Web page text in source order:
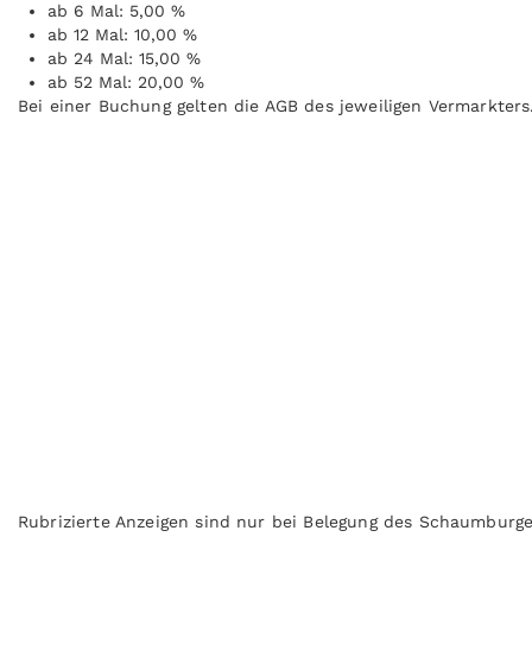
und Weserzeitung DEWEZET kann ohne Internet praktisch
ab 6 Mal: 5,00 %
ab 12 Mal: 10,00 %
ab 24 Mal: 15,00 %
ab 52 Mal: 20,00 %
Bei einer Buchung gelten die AGB des jeweiligen
Rubrizierte Anzeigen sind nur bei Belegung des